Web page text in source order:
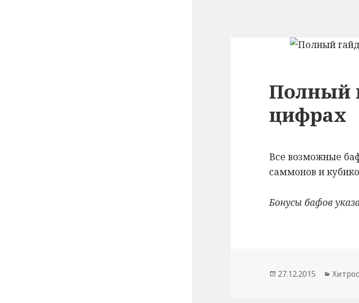
Полный
цифрах
Все возможные
саммонов и
Бонусы бафов
Опубликовано
27.12.2015